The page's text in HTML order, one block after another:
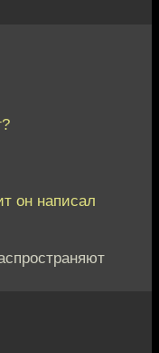
он написал